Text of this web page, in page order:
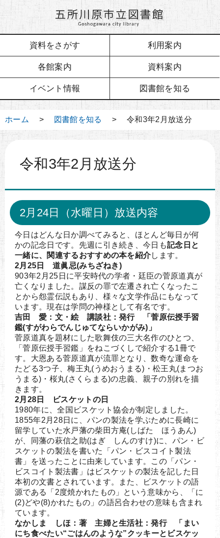
資料をさがす 利用案内
各館案内 資料案内
イベント情報 図書館を知る
ホーム > 図書館を知る > 令和3年2月放送分
令和3年2月放送分
2月24日（水曜日）放送内容
今日はどんな日か調べてみると、ほとんど毎日が何
かの記念日です。先週に引き続き、今日も記念日と
一緒に、関連するおすすめの本を紹介します。
2月25日 道眞忌(みちざねき)
903年2月25日に平安時代の学者・廷臣の菅原道真が
亡くなりました。謀反の罪で左遷され亡くなったこ
とから怨霊伝説もあり、様々な文学作品にもなって
います。現在は学問の神様として有名です。
吉田 愛：文・絵 講談社：発行 「菅原伝授手習
鑑(すがわらでんじゅてならいかがみ)」
菅原道真を題材にした歌舞伎の三大名作のひとつ、
「菅原伝授手習鑑」をねこづくしで紹介する1冊で
す。大恩ある菅原道真が流罪となり、数奇な運命を
たどる3つ子、梅王丸(うめおうまる)・松王丸(まつお
うまる)・桜丸(さくらまる)の忠義、親子の別れを描
きます。
2月28日 ビスケットの日
1980年に、全国ビスケット協会が制定しました。
1855年2月28日に、パンの製法を学ぶために長崎に
留学していた水戸藩の柴田方庵(しばた ほうあん)
が、同藩の萩信之助(はぎ しんのすけ)に、パン・ビ
スケットの製法を書いた「パン・ビスコイト製法
書」を送ったことに由来しています。この「パン・
ビスコイト製法書」はビスケットの製法を記した日
本初の文書とされています。また、ビスケットの語
源である「2度焼かれたもの」という意味から、「に
(2)どや(8)かれたもの」の語呂合わせの意味も含まれ
ています。
なかしま しほ：著 主婦と生活社：発行 「まい
にち食べたい“ごはんのような”クッキーとビスケッ